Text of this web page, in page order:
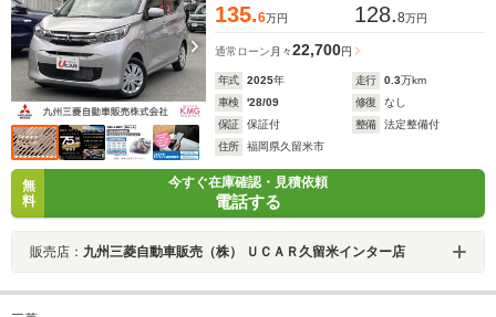
135.6万円 128.8万円
通常ローン 月々22,700円
年式 2025年 走行 0.3万km
車検
'28/09 修復
なし
保証
保証付 整備
法定整備付
住所
福岡県久留米市
無
料
今すぐ在庫確認・見積依頼
電話する
販売店： 九州三菱自動車販売（株） ＵＣＡＲ久留米インター店